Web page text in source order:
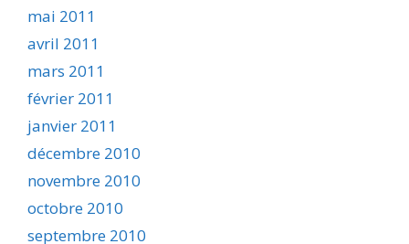
mai 2011
avril 2011
mars 2011
février 2011
janvier 2011
décembre 2010
novembre 2010
octobre 2010
septembre 2010